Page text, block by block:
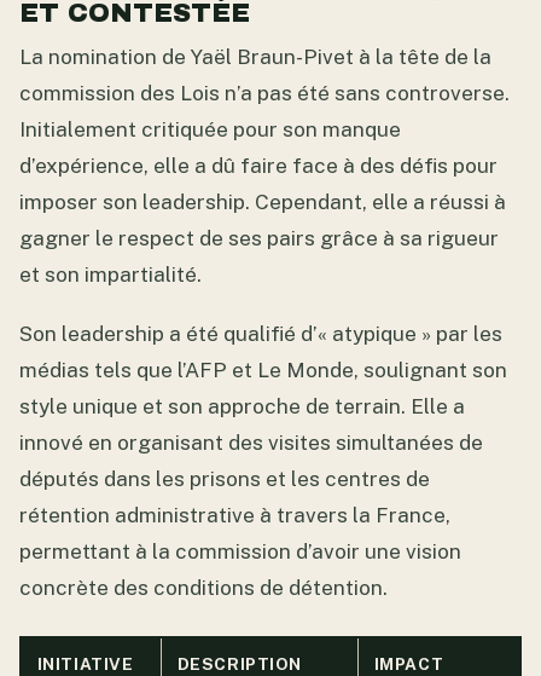
ET CONTESTÉE
La nomination de Yaël Braun-Pivet à la tête de la
commission des Lois n’a pas été sans controverse.
Initialement critiquée pour son manque
d’expérience, elle a dû faire face à des défis pour
imposer son leadership. Cependant, elle a réussi à
gagner le respect de ses pairs grâce à sa rigueur
et son impartialité.
Son leadership a été qualifié d’« atypique » par les
médias tels que l’AFP et Le Monde, soulignant son
style unique et son approche de terrain. Elle a
innové en organisant des visites simultanées de
députés dans les prisons et les centres de
rétention administrative à travers la France,
permettant à la commission d’avoir une vision
concrète des conditions de détention.
INITIATIVE DESCRIPTION IMPACT